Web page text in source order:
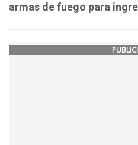
armas de fuego para